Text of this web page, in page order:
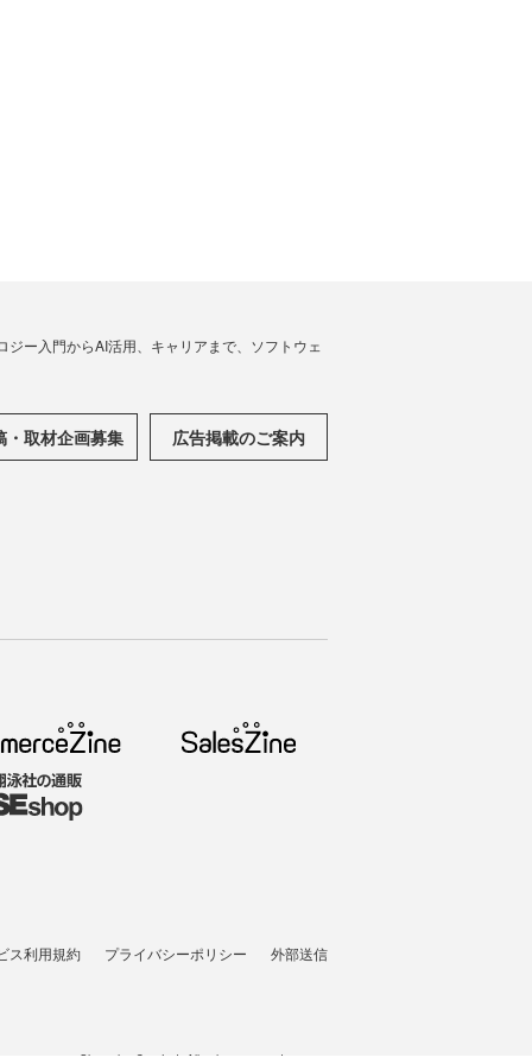
ー入門からAI活用、キャリアまで、ソフトウェ
・取材企画募集 広告掲載のご案内
ス利用規約 プライバシーポリシー 外部送信
2005-2026 Shoeisha Co., Ltd. All rights reserved. ver.1.5